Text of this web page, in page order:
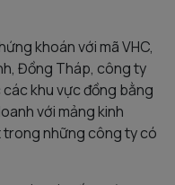
khoán với mã VHC,
Đồng Tháp, công ty
khu vực đồng bằng
với mảng kinh
trong những công ty có